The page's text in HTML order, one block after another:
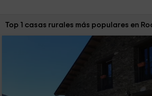
Ordenar por:
Top 1 casas rurales más populares en